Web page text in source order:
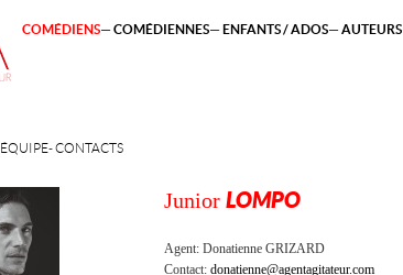
ÉQUIPE CONTACTS
COMÉDIENS COMÉDIENNES ENFANTS / ADOS AUTEURS
Junior LOMPO
Agent: Donatienne GRIZARD
Contact: donatienne@agentagitateur.com